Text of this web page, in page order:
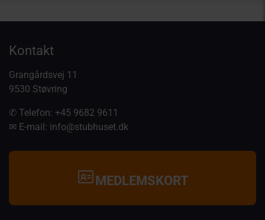
Kontakt
Grangårdsvej 11
9530 Støvring
✆ Telefon: +45 9682 9611
✉ E-mail: info@stubhuset.dk
MEDLEMSKORT